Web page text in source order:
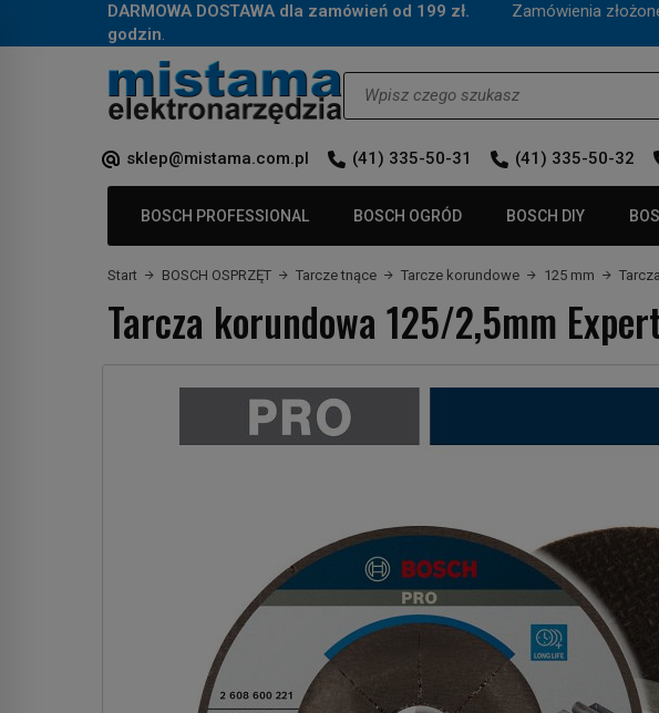
DARMOWA DOSTAWA dla zamówień od 199 zł. Zamówienia złożone
godzin.
sklep@mistama.com.pl (41) 335-50-31 (41) 335-50-32
BOSCH PROFESSIONAL BOSCH OGRÓD BOSCH DIY
Start BOSCH OSPRZĘT Tarcze tnące Tarcze korundowe 125 mm
Tarcza korundowa 125/2,5mm